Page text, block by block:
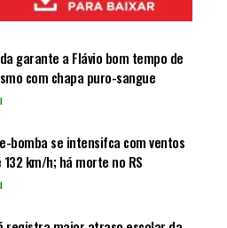
garante a Flávio bom tempo de
com chapa puro-sangue
bomba se intensifca com ventos
km/h; há morte no RS